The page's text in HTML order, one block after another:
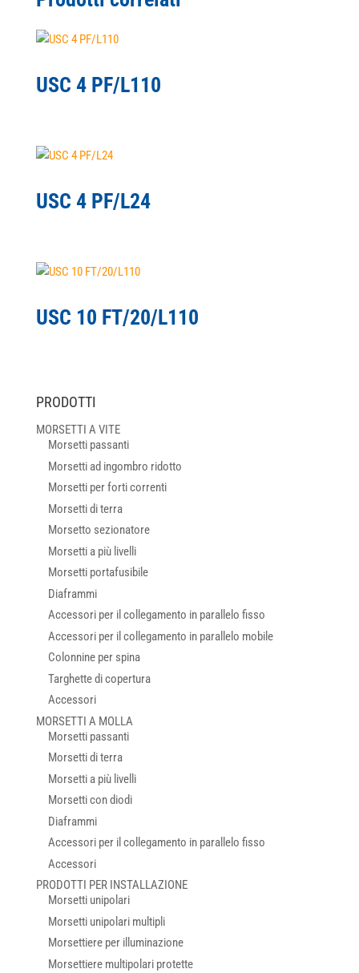
USC 4 PF/L110
USC 4 PF/L24
USC 10 FT/20/L110
PRODOTTI
MORSETTI A VITE
Morsetti passanti
Morsetti ad ingombro ridotto
Morsetti per forti correnti
Morsetti di terra
Morsetto sezionatore
Morsetti a più livelli
Morsetti portafusibile
Diaframmi
Accessori per il collegamento in parallelo fisso
Accessori per il collegamento in parallelo mobile
Colonnine per spina
Targhette di copertura
Accessori
MORSETTI A MOLLA
Morsetti passanti
Morsetti di terra
Morsetti a più livelli
Morsetti con diodi
Diaframmi
Accessori per il collegamento in parallelo fisso
Accessori
PRODOTTI PER INSTALLAZIONE
Morsetti unipolari
Morsetti unipolari multipli
Morsettiere per illuminazione
Morsettiere multipolari protette